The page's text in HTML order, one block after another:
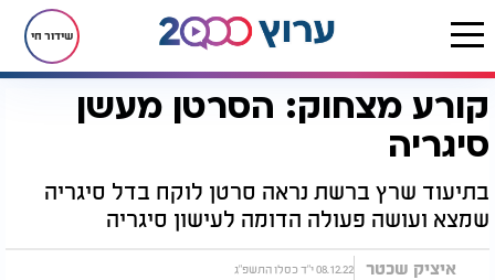
שידור חי
דף הבית רץ בוואטסאפ קורע מצחוק: הסרטן מעשן סיגריה
קורע מצחוק: הסרטן מעשן
סיגריה
בתיעוד שרץ ברשת נראה סרטן לוקח בדל סיגריה
שמצא ועושה פעולה הדומה לעישון סיגריה
איציק שכטר 08.12.22 י"ד כסלו התשפ"ג